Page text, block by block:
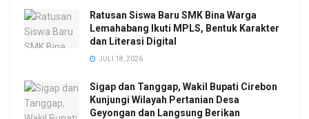
Ratusan Siswa Baru SMK Bina Warga
Lemahabang Ikuti MPLS, Bentuk Karakter
dan Literasi Digital
JULI 18, 2026
Sigap dan Tanggap, Wakil Bupati Cirebon
Kunjungi Wilayah Pertanian Desa
Geyongan dan Langsung Berikan